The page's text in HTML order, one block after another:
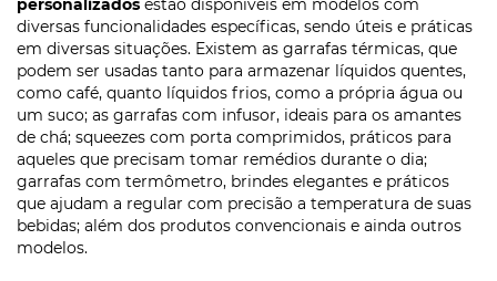
personalizados estão disponíveis em modelos com
diversas funcionalidades específicas, sendo úteis e práticas
em diversas situações. Existem as garrafas térmicas, que
podem ser usadas tanto para armazenar líquidos quentes,
como café, quanto líquidos frios, como a própria água ou
um suco; as garrafas com infusor, ideais para os amantes
de chá; squeezes com porta comprimidos, práticos para
aqueles que precisam tomar remédios durante o dia;
garrafas com termômetro, brindes elegantes e práticos
que ajudam a regular com precisão a temperatura de suas
bebidas; além dos produtos convencionais e ainda outros
modelos.